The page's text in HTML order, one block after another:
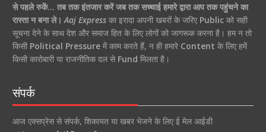
से पहले रुकें… तब तक इंतजार करें जब तक सच्चाई हमारे द्वारा आप तक पहुंचने का
रास्ता न बना ले। Aaj Expressका इरादा अपनी खबरों के जरिए Publicको सही
सूचना देने के साथ देश और समाज हित के लिए लोगों को जागरूक करना है। हम न तो
किसी Political Pressureमें काम करते हैं, न ही हमारे Content के लिए हमें
किसी कारोबारी या राजनीतिक दल से Fund मिलता है।
संपर्क
आज एक्सप्रेस से संपर्क, शिकायत या खबर भेजने के लिए ई मेल आईडी